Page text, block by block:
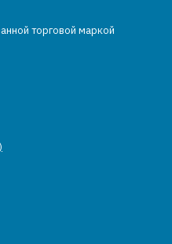
торговой маркой